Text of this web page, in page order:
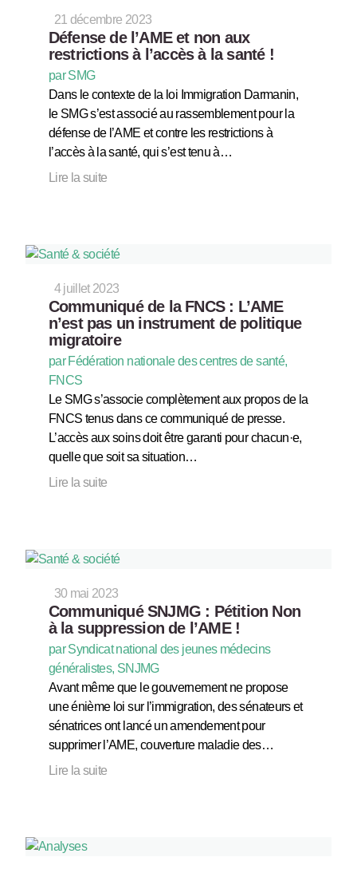
21 décembre 2023
Défense de l’AME et non aux
restrictions à l’accès à la santé !
par SMG
Dans le contexte de la loi Immigration Darmanin,
le SMG s’est associé au rassemblement pour la
défense de l’AME et contre les restrictions à
l’accès à la santé, qui s’est tenu à…
Lire la suite
4 juillet 2023
Communiqué de la FNCS : L’AME
n’est pas un instrument de politique
migratoire
par Fédération nationale des centres de santé,
FNCS
Le SMG s’associe complètement aux propos de la
FNCS tenus dans ce communiqué de presse.
L’accès aux soins doit être garanti pour chacun·e,
quelle que soit sa situation…
Lire la suite
30 mai 2023
Communiqué SNJMG : Pétition Non
à la suppression de l’AME !
par Syndicat national des jeunes médecins
généralistes, SNJMG
Avant même que le gouvernement ne propose
une énième loi sur l’immigration, des sénateurs et
sénatrices ont lancé un amendement pour
supprimer l’AME, couverture maladie des…
Lire la suite